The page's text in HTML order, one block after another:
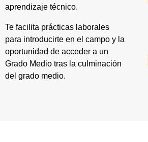
aprendizaje técnico.
Te facilita prácticas laborales
para introducirte en el campo y la
oportunidad de acceder a un
Grado Medio tras la culminación
del grado medio.